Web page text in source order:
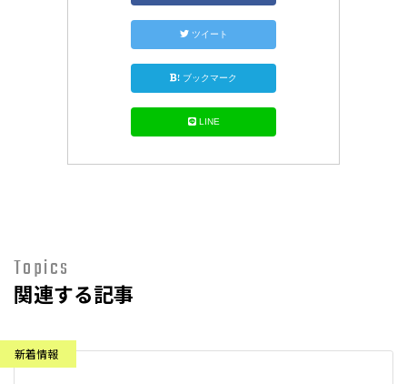
ツイート
! ブックマーク
LINE
Topics
関連する記事